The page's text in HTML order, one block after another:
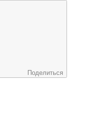
Поделиться